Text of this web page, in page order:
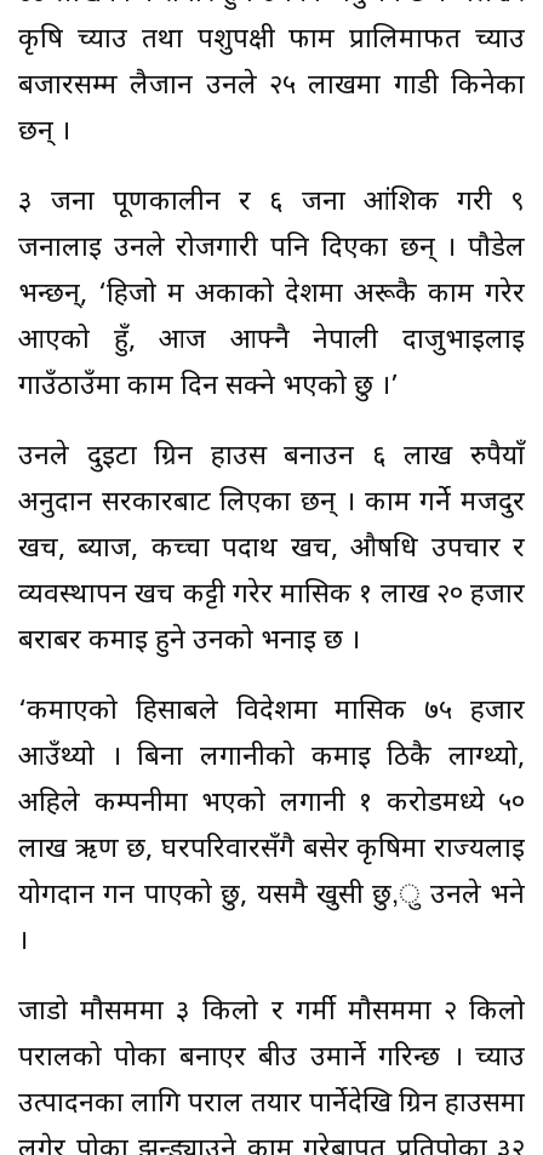
कृषि च्याउ तथा पशुपक्षी फार्म प्रालिमार्फत च्याउ
बजारसम्म लैजान उनले २५ लाखमा गाडी किनेका
छन् ।
३ जना पूर्णकालीन र ६ जना आंशिक गरी ९
जनालाई उनले रोजगारी पनि दिएका छन् । पौडेल
भन्छन्, ‘हिजो म अर्काको देशमा अरूकै काम गरेर
आएको हुँ, आज आफ्नै नेपाली दाजुभाइलाई
गाउँठाउँमा काम दिन सक्ने भएको छु ।’
उनले दुइटा ग्रिन हाउस बनाउन ६ लाख रुपैयाँ
अनुदान सरकारबाट लिएका छन् । काम गर्ने मजदुर
खर्च, ब्याज, कच्चा पदार्थ खर्च, औषधि उपचार र
व्यवस्थापन खर्च कट्टी गरेर मासिक १ लाख २० हजार
बराबर कमाइ हुने उनको भनाइ छ ।
‘कमाएको हिसाबले विदेशमा मासिक ७५ हजार
आउँथ्यो । बिना लगानीको कमाइ ठिकै लाग्थ्यो,
अहिले कम्पनीमा भएको लगानी १ करोडमध्ये ५०
लाख ऋण छ, घरपरिवारसँगै बसेर कृषिमा राज्यलाई
योगदान गर्न पाएको छु, यसमै खुसी छु,ु उनले भने
।
जाडो मौसममा ३ किलो र गर्मी मौसममा २ किलो
परालको पोका बनाएर बीउ उमार्ने गरिन्छ । च्याउ
उत्पादनका लागि पराल तयार पार्नेदेखि ग्रिन हाउसमा